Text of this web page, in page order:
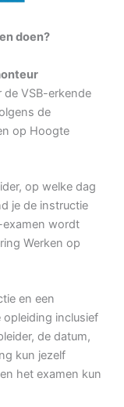
doen?
VSB-erkende
de
op Hoogte
op welke dag
je de instructie
examen wordt
Werken op
en een
inclusief
de datum,
kun jezelf
het examen kun